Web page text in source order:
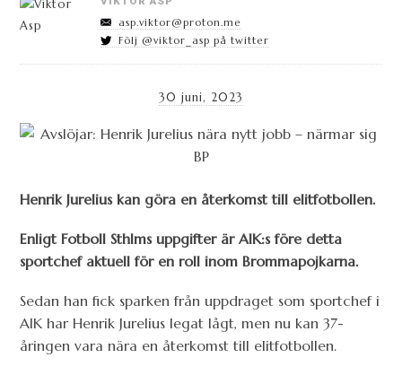
asp.viktor@proton.me
Följ @viktor_asp på twitter
30 juni, 2023
Henrik Jurelius kan göra en återkomst till elitfotbollen.
Enligt Fotboll Sthlms uppgifter är AIK:s före detta
sportchef aktuell för en roll inom Brommapojkarna.
Sedan han fick sparken från uppdraget som sportchef i
AIK har Henrik Jurelius legat lågt, men nu kan 37-
åringen vara nära en återkomst till elitfotbollen.